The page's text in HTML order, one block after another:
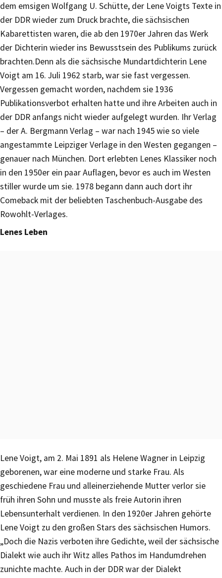
dem emsigen Wolfgang U. Schütte, der Lene Voigts Texte in
der DDR wieder zum Druck brachte, die sächsischen
Kabarettisten waren, die ab den 1970er Jahren das Werk
der Dichterin wieder ins Bewusstsein des Publikums zurück
brachten.Denn als die sächsische Mundartdichterin Lene
Voigt am 16. Juli 1962 starb, war sie fast vergessen.
Vergessen gemacht worden, nachdem sie 1936
Publikationsverbot erhalten hatte und ihre Arbeiten auch in
der DDR anfangs nicht wieder aufgelegt wurden. Ihr Verlag
– der A. Bergmann Verlag – war nach 1945 wie so viele
angestammte Leipziger Verlage in den Westen gegangen –
genauer nach München. Dort erlebten Lenes Klassiker noch
in den 1950er ein paar Auflagen, bevor es auch im Westen
stiller wurde um sie. 1978 begann dann auch dort ihr
Comeback mit der beliebten Taschenbuch-Ausgabe des
Rowohlt-Verlages.
Lenes Leben
Lene Voigt, am 2. Mai 1891 als Helene Wagner in Leipzig
geborenen, war eine moderne und starke Frau. Als
geschiedene Frau und alleinerziehende Mutter verlor sie
früh ihren Sohn und musste als freie Autorin ihren
Lebensunterhalt verdienen. In den 1920er Jahren gehörte
Lene Voigt zu den großen Stars des sächsischen Humors.
„Doch die Nazis verboten ihre Gedichte, weil der sächsische
Dialekt wie auch ihr Witz alles Pathos im Handumdrehen
zunichte machte. Auch in der DDR war der Dialekt